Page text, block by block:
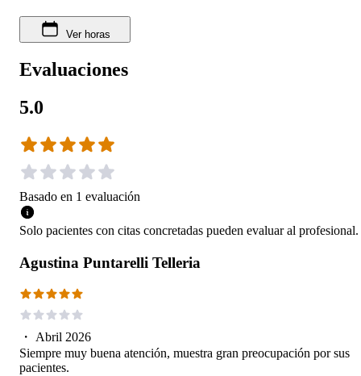
Ver horas
Evaluaciones
5.0
Basado en 1 evaluación
Solo pacientes con citas concretadas pueden evaluar al profesional.
Agustina Puntarelli Telleria
・ Abril 2026
Siempre muy buena atención, muestra gran preocupación por sus
pacientes.